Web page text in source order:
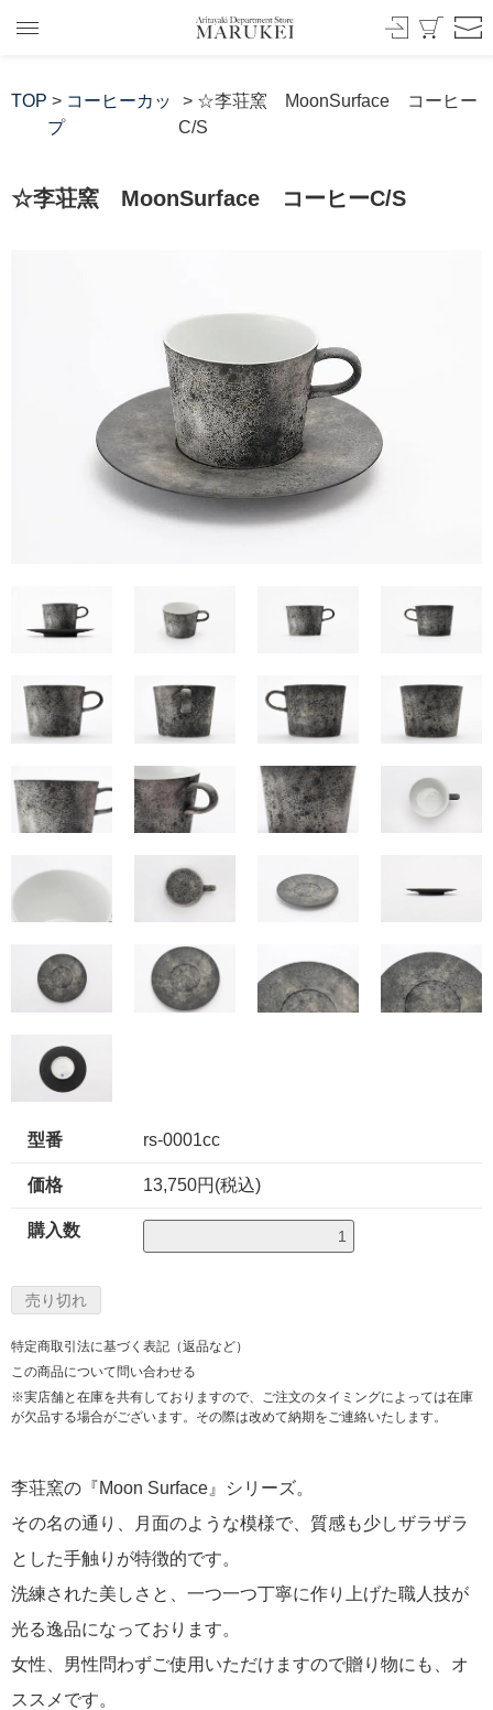
TOP > コーヒーカッ
プ
> ☆李荘窯 MoonSurface コーヒー
C/S
☆李荘窯 MoonSurface コーヒーC/S
型番 rs-0001cc
価格 13,750円(税込)
購入数
特定商取引法に基づく表記（返品など）
この商品について問い合わせる
※実店舗と在庫を共有しておりますので、ご注文のタイミングによっては在庫
が欠品する場合がございます。その際は改めて納期をご連絡いたします。
李荘窯の『Moon Surface』シリーズ。
その名の通り、月面のような模様で、質感も少しザラザラ
とした手触りが特徴的です。
洗練された美しさと、一つ一つ丁寧に作り上げた職人技が
光る逸品になっております。
女性、男性問わずご使用いただけますので贈り物にも、オ
ススメです。